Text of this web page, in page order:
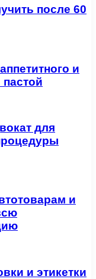
после 60
и
для
и
и этикетки